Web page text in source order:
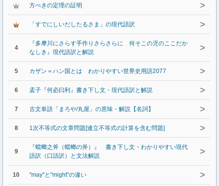
方べきの定理の証明 >
「すでにしいだしたるさま」の現代語訳 >
4
『多摩川にさらす手作りさらさらに 何そこの児のここだか
なしき』現代語訳と解説
>
5 カザン＝ハン国とは わかりやすい世界史用語2077 >
6 孟子『何必曰利』書き下し文・現代語訳と解説 >
7 古文単語「まろや/丸屋」の意味・解説【名詞】 >
8 1次不等式の文章問題[連立不等式の計算を含む問題] >
9
『蟷螂之斧（蟷螂の斧）』 書き下し文・わかりやすい現代
語訳（口語訳）と文法解説
>
10 "may"と"might"の違い >